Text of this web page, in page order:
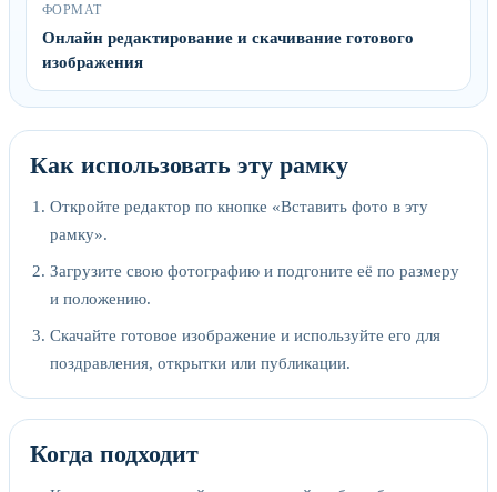
ФОРМАТ
Онлайн редактирование и скачивание готового
изображения
Как использовать эту рамку
Откройте редактор по кнопке «Вставить фото в эту
рамку».
Загрузите свою фотографию и подгоните её по размеру
и положению.
Скачайте готовое изображение и используйте его для
поздравления, открытки или публикации.
Когда подходит